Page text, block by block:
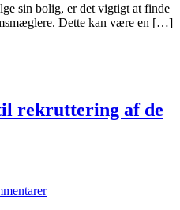
sin bolig, er det vigtigt at finde
Dette kan være en […]
rekruttering af de